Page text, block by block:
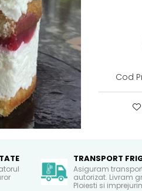
Cod
TRANSPORT
Asiguram
autorizat. Livram
Ploiesti si